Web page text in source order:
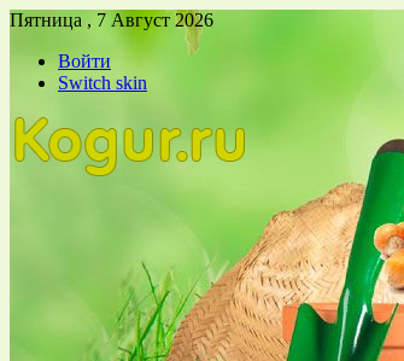
Пятница , 7 Август 2026
Войти
Switch skin